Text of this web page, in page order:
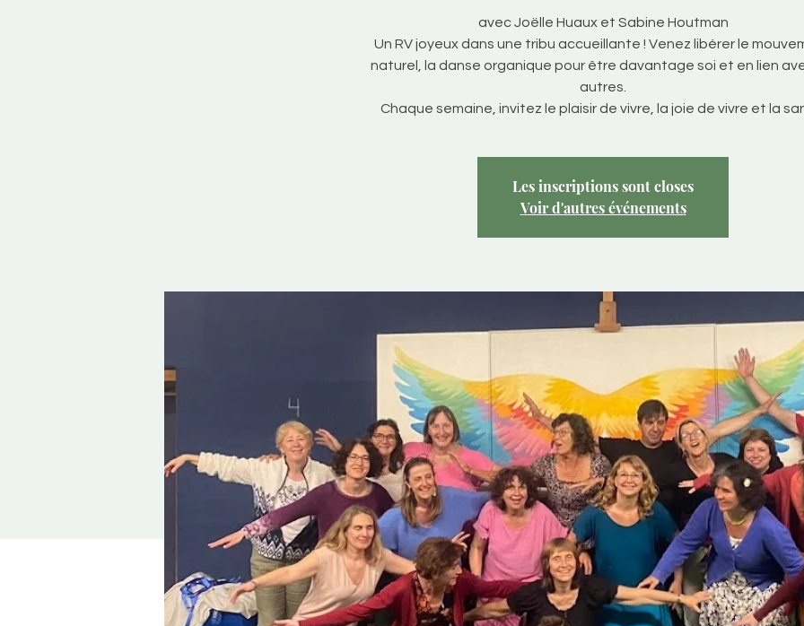
avec Joëlle Huaux et Sabine Houtman
Un RV joyeux dans une tribu accueillante ! Venez libérer le
naturel, la danse organique pour être davantage soi et en lien
autres.
Chaque semaine, invitez le plaisir de vivre, la joie de vivre et la
Les inscriptions sont closes
Voir d'autres événements